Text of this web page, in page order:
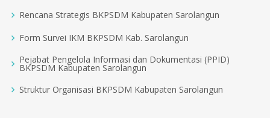
Rencana Strategis BKPSDM Kabupaten Sarolangun
Form Survei IKM BKPSDM Kab. Sarolangun
Pejabat Pengelola Informasi dan Dokumentasi (PPID)
BKPSDM Kabupaten Sarolangun
Struktur Organisasi BKPSDM Kabupaten Sarolangun